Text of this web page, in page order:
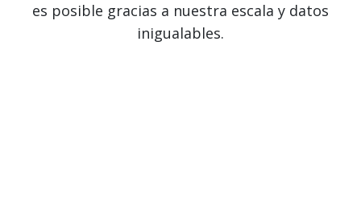
es posible gracias a nuestra escala y datos
inigualables.